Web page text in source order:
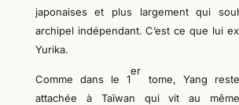
japonaises et plus largement qui
archipel indépendant. C’est ce que lui
Yurika.
Comme dans le 1
er
tome, Yang
attachée à Taïwan qui vit au